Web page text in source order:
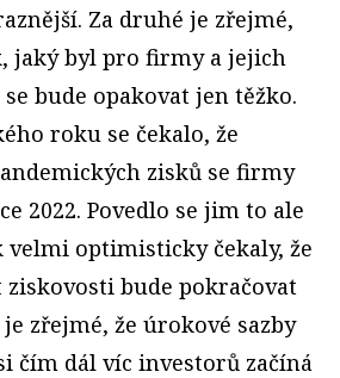
Za druhé je zřejmé,
jaký byl pro firmy a jejich
bude opakovat jen těžko.
roku se čekalo, že
zisků se firmy
2022. Povedlo se jim to ale
optimisticky čekaly, že
bude pokračovat
zřejmé, že úrokové sazby
čím dál víc investorů začíná